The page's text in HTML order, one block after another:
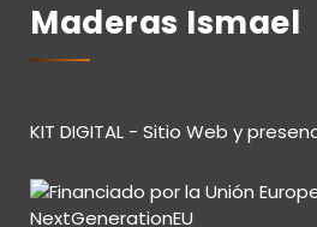
Maderas Ismael
KIT DIGITAL - Sitio Web y